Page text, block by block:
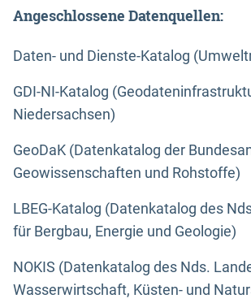
Angeschlossene Datenquellen:
Daten- und Dienste-Katalog
GDI-NI-Katalog
Niedersachsen)
GeoDaK (Datenkatalog der
Geowissenschaften und Rohstoffe)
LBEG-Katalog (Datenkatalog des
für Bergbau, Energie und Geologie)
NOKIS (Datenkatalog des Nds.
Wasserwirtschaft, Küsten- und